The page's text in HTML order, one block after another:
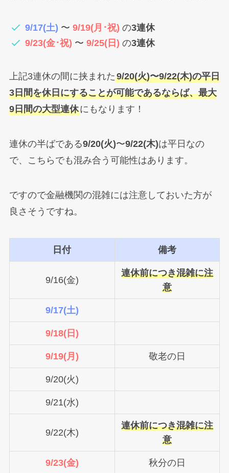
9/17(土) 〜9/19(月･祝) の3連休
9/23(金･祝) 〜9/25(日) の3連休
上記3連休の間に挟まれた9/20(火)〜9/22(木)の平日
3日間を休日にすることが可能であるならば、最大
9日間の大型連休にもなります！
連休の半ばである9/20(火)〜9/22(木)は平日なの
で、こちらでも混み合う可能性はあります。
ですので金融機関の混雑には注意しておいた方が
良さそうですね。
日付 備考
9/16(金)
連休前につき混雑に注
意
9/17(土)
9/18(日)
9/19(月) 敬老の日
9/20(火)
9/21(水)
9/22(木)
連休前につき混雑に注
意
9/23(金) 秋分の日